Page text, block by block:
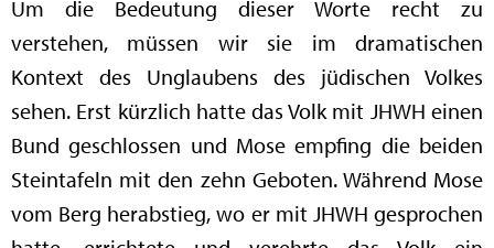
Um die Bedeutung dieser Worte recht zu
verstehen, müssen wir sie im dramatischen
Kontext des Unglaubens des jüdischen Volkes
sehen. Erst kürzlich hatte das Volk mit JHWH einen
Bund geschlossen und Mose empfing die beiden
Steintafeln mit den zehn Geboten. Während Mose
vom Berg herabstieg, wo er mit JHWH gesprochen